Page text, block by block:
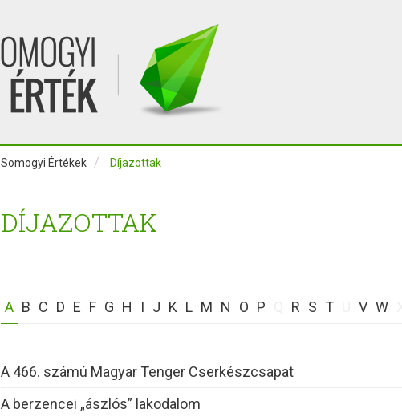
Somogyi Értékek Díjazottak
DÍJAZOTTAK
A B C D E F G H I J K L M N O P R S T V W
A 466. számú Magyar Tenger Cserkészcsapat
A berzencei „ászlós” lakodalom